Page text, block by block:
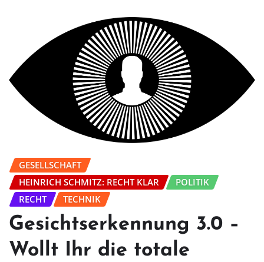
GESELLSCHAFT
HEINRICH SCHMITZ: RECHT KLAR
POLITIK
RECHT
TECHNIK
Gesichtserkennung 3.0 –
Wollt Ihr die totale